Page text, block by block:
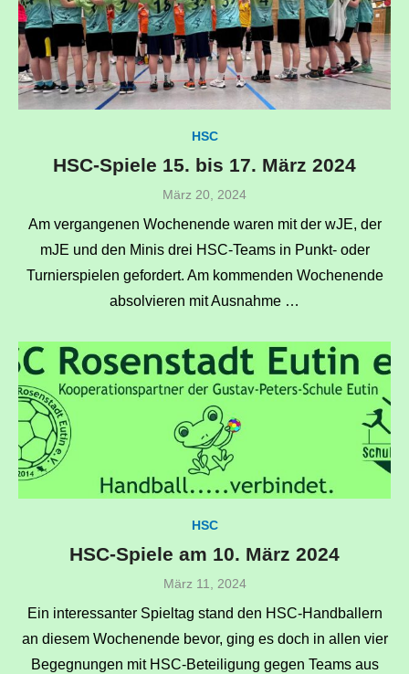
HSC
HSC-Spiele 15. bis 17. März 2024
Veröffentlicht
März 20, 2024
Am vergangenen Wochenende waren mit der wJE, der
mJE und den Minis drei HSC-Teams in Punkt- oder
Turnierspielen gefordert. Am kommenden Wochenende
absolvieren mit Ausnahme …
HSC
HSC-Spiele am 10. März 2024
Veröffentlicht
März 11, 2024
Ein interessanter Spieltag stand den HSC-Handballern
an diesem Wochenende bevor, ging es doch in allen vier
Begegnungen mit HSC-Beteiligung gegen Teams aus